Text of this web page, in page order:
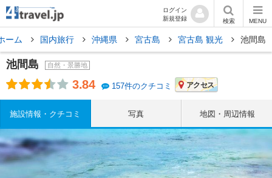
ログイン
新規登録
検索 MENU
ーム 国内旅行 沖縄県 宮古島 宮古島 観光 池間島
池間島 自然・景勝地
3.84 157件のクチコミ アクセス
施設情報・クチコミ 写真 地図・周辺情報